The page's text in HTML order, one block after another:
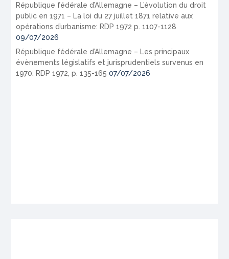
République fédérale d’Allemagne – L’évolution du droit
public en 1971 – La loi du 27 juillet 1871 relative aux
opérations d’urbanisme: RDP 1972 p. 1107-1128
09/07/2026
République fédérale d’Allemagne – Les principaux
évènements législatifs et jurisprudentiels survenus en
1970: RDP 1972, p. 135-165 07/07/2026